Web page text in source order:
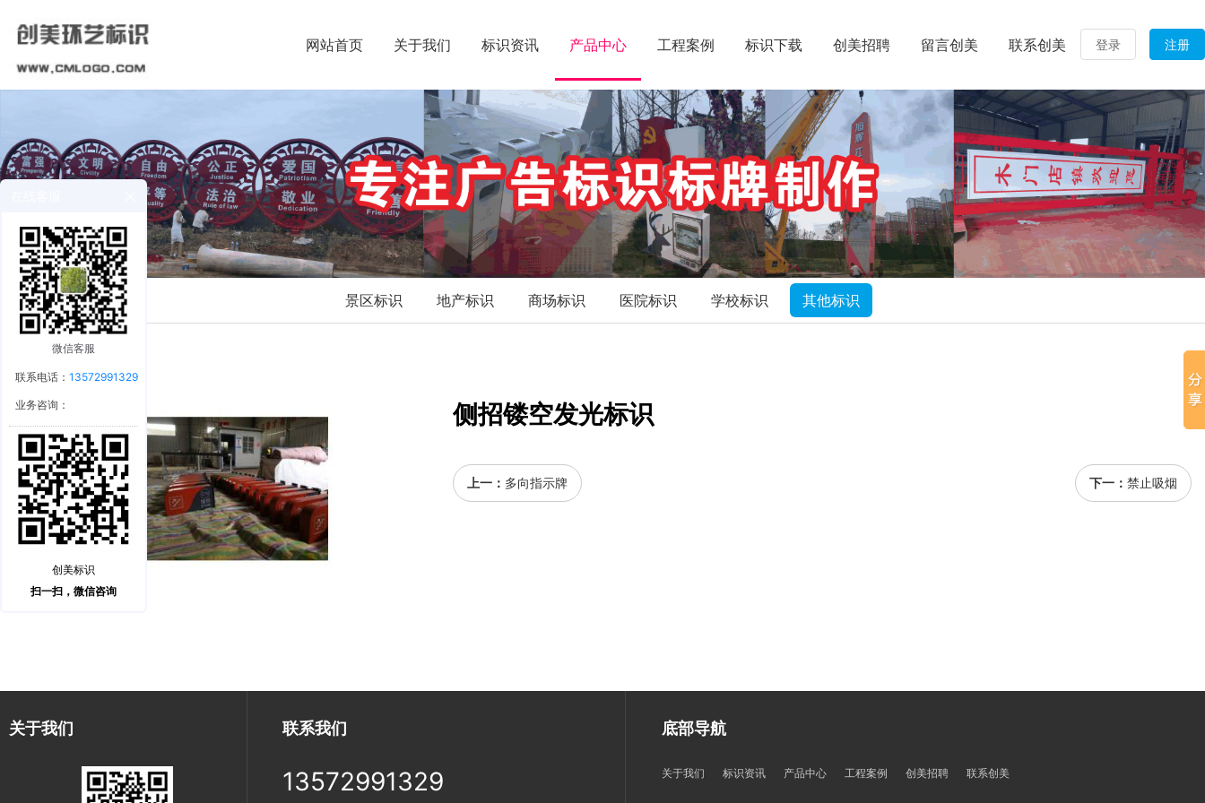
登录 注册
网站首页 关于我们 标识资讯 产品中心 工程案例 标识下载 创美招聘 留言创美 联系创美
景区标识 地产标识 商场标识 医院标识 学校标识 其他标识
侧招镂空发光标识
上一： 多向指示牌 下一： 禁止吸烟
关于我们 联系我们
13572991329
底部导航
关于我们 标识资讯 产品中心 工程案例 创美招聘 联系创美
微信客服
联系电话：13572991329
业务咨询：
创美标识
扫一扫，微信咨询